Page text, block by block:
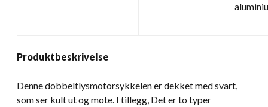
Produktbeskrivelse
Denne dobbeltlysmotorsykkelen er dekket med svart,
som ser kult ut og mote. I tillegg, Det er to typer